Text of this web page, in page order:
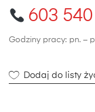
603
Godziny pracy: pn. –
Dodaj do listy